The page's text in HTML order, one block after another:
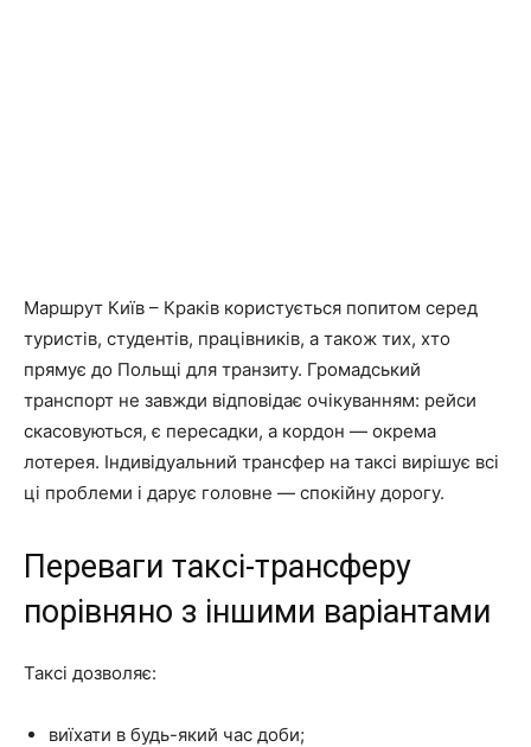
Маршрут Київ – Краків користується попитом серед
туристів, студентів, працівників, а також тих, хто
прямує до Польщі для транзиту. Громадський
транспорт не завжди відповідає очікуванням: рейси
скасовуються, є пересадки, а кордон — окрема
лотерея. Індивідуальний трансфер на таксі вирішує всі
ці проблеми і дарує головне — спокійну дорогу.
Переваги таксі-трансферу
порівняно з іншими варіантами
Таксі дозволяє:
виїхати в будь-який час доби;